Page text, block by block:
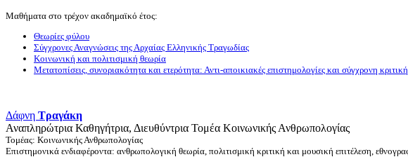
Μαθήματα στο τρέχον ακαδημαϊκό έτος:
Θεωρίες φύλου
Σύγχρονες Αναγνώσεις της Αρχαίας Ελληνικής Τραγωδίας
Κοινωνική και πολιτισμική θεωρία
Μετατοπίσεις, συνοριακότητα και ετερότητα: Αντι-αποικιακές επιστημολογίες και σύγχρονη
Δάφνη Τραγάκη
Αναπληρώτρια Καθηγήτρια, Διευθύντρια Τομέα Κοινωνικής Ανθρωπολογίας
Τομέας: Κοινωνικής Ανθρωπολογίας
Επιστημονικά ενδιαφέροντα: ανθρωπολογική θεωρία, πολιτισμική κριτική και μουσική επιτέλεση,